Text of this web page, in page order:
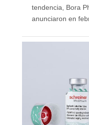
tendencia, Bora
anunciaron en